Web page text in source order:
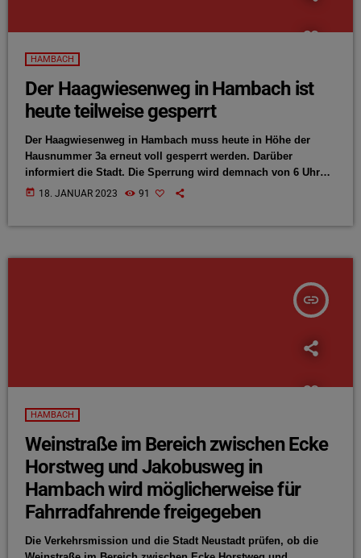
HAMBACH
Der Haagwiesenweg in Hambach ist
heute teilweise gesperrt
Der Haagwiesenweg in Hambach muss heute in Höhe der
Hausnummer 3a erneut voll gesperrt werden. Darüber
informiert die Stadt. Die Sperrung wird demnach von 6 Uhr
bis voraussichtlich 12 Uhr andauern. Grund ist der Einsatz
today 18. JANUAR 2023 91
insert_link
HAMBACH
Weinstraße im Bereich zwischen Ecke
Horstweg und Jakobusweg in
Hambach wird möglicherweise für
Fahrradfahrende freigegeben
Die Verkehrsmission und die Stadt Neustadt prüfen, ob die